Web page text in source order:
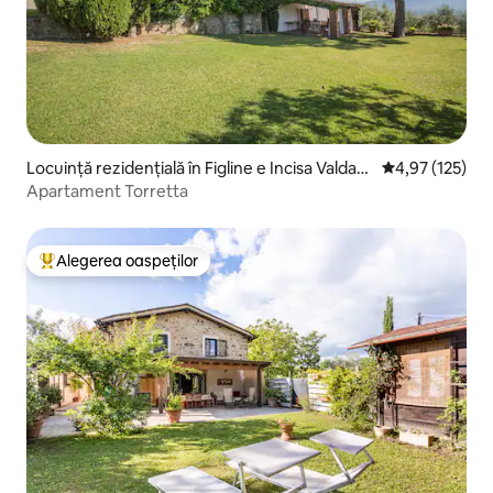
Locuință rezidențială în Figline e Incisa Valdarn
o
Scor mediu
4,97 (125)
Apartament Torretta
Locuință din topul categoriei Alegerea oaspeților
Alegerea oaspeților